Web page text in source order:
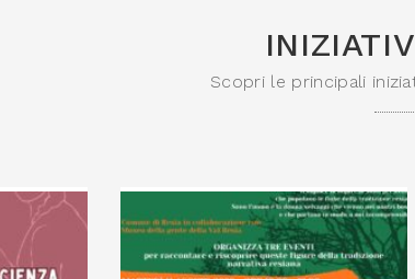
Scopri le principali